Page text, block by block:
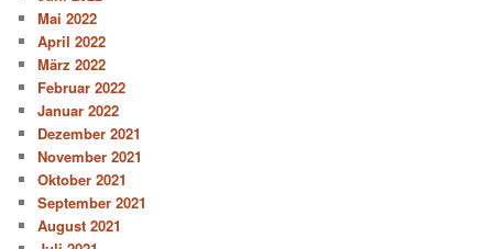
Mai 2022
April 2022
März 2022
Februar 2022
Januar 2022
Dezember 2021
November 2021
Oktober 2021
September 2021
August 2021